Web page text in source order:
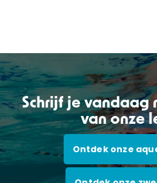
Schrijf je vandaag
van onze
Ontdek onze